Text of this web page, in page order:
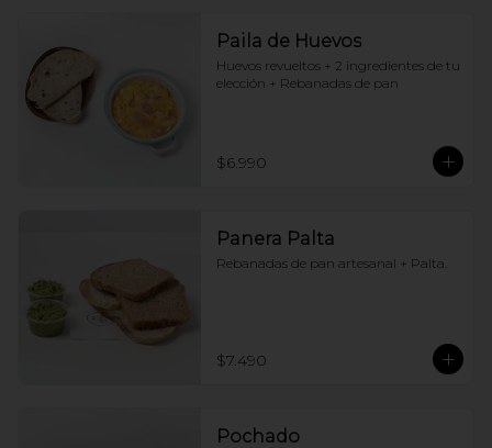
Paila de Huevos
Huevos revueltos + 2 ingredientes de tu
elección + Rebanadas de pan
$6.990
Panera Palta
Rebanadas de pan artesanal + Palta.
$7.490
Pochado